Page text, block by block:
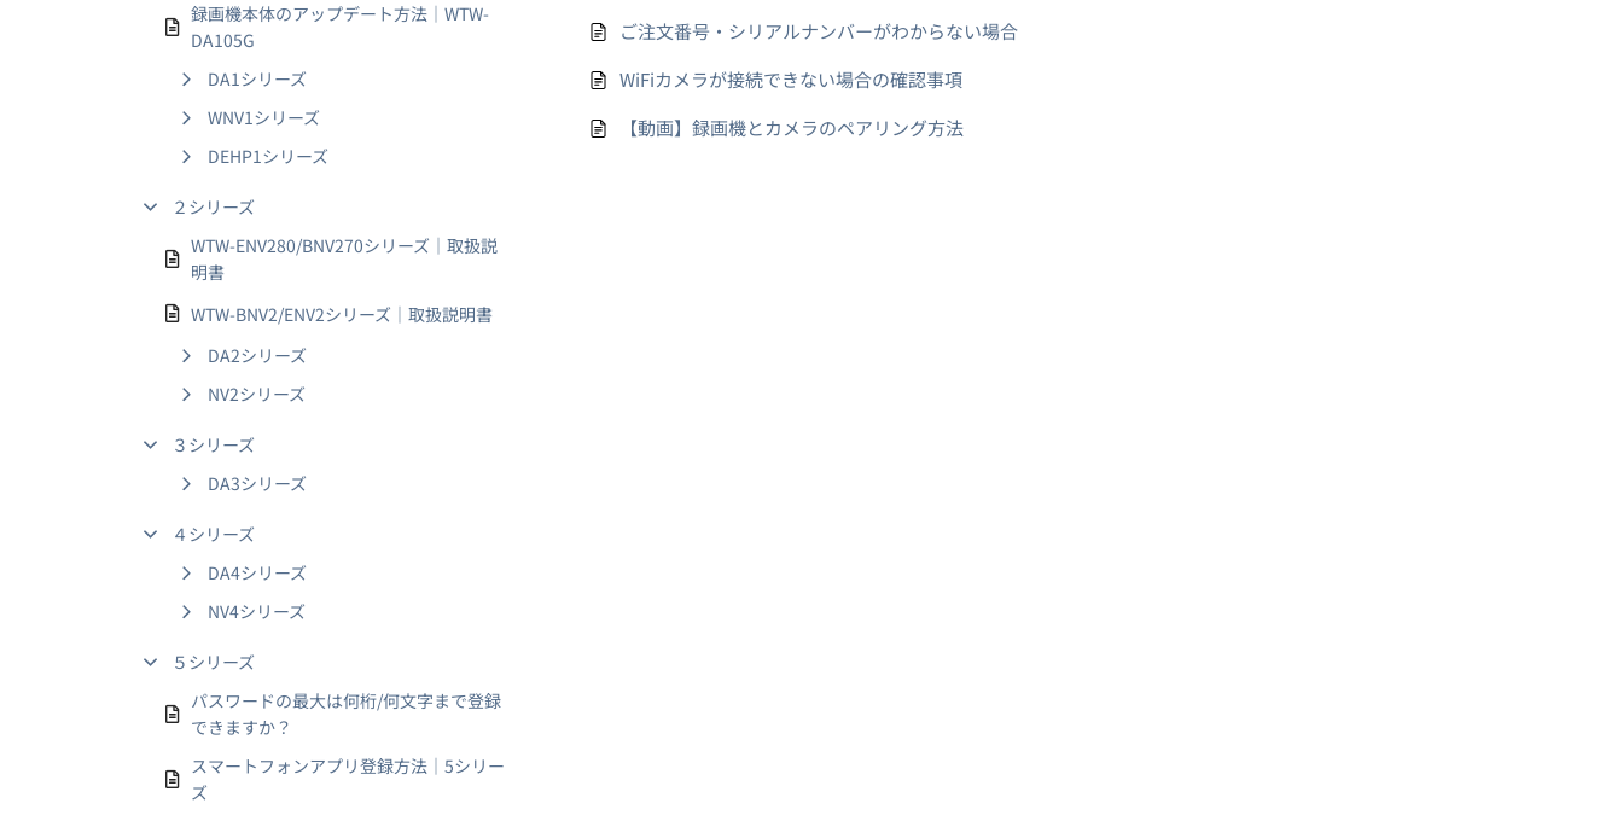
録画機本体のアップデート方法｜WTW-
DA105G
DA1シリーズ
WNV1シリーズ
DEHP1シリーズ
２シリーズ
WTW-ENV280/BNV270シリーズ｜取扱説
明書
WTW-BNV2/ENV2シリーズ｜取扱説明書
DA2シリーズ
NV2シリーズ
３シリーズ
DA3シリーズ
４シリーズ
DA4シリーズ
NV4シリーズ
５シリーズ
パスワードの最大は何桁/何文字まで登録
できますか？
スマートフォンアプリ登録方法｜5シリー
ズ
ご注文番号・シリアルナンバーがわからない場合
WiFiカメラが接続できない場合の確認事項
【動画】録画機とカメラのペアリング方法